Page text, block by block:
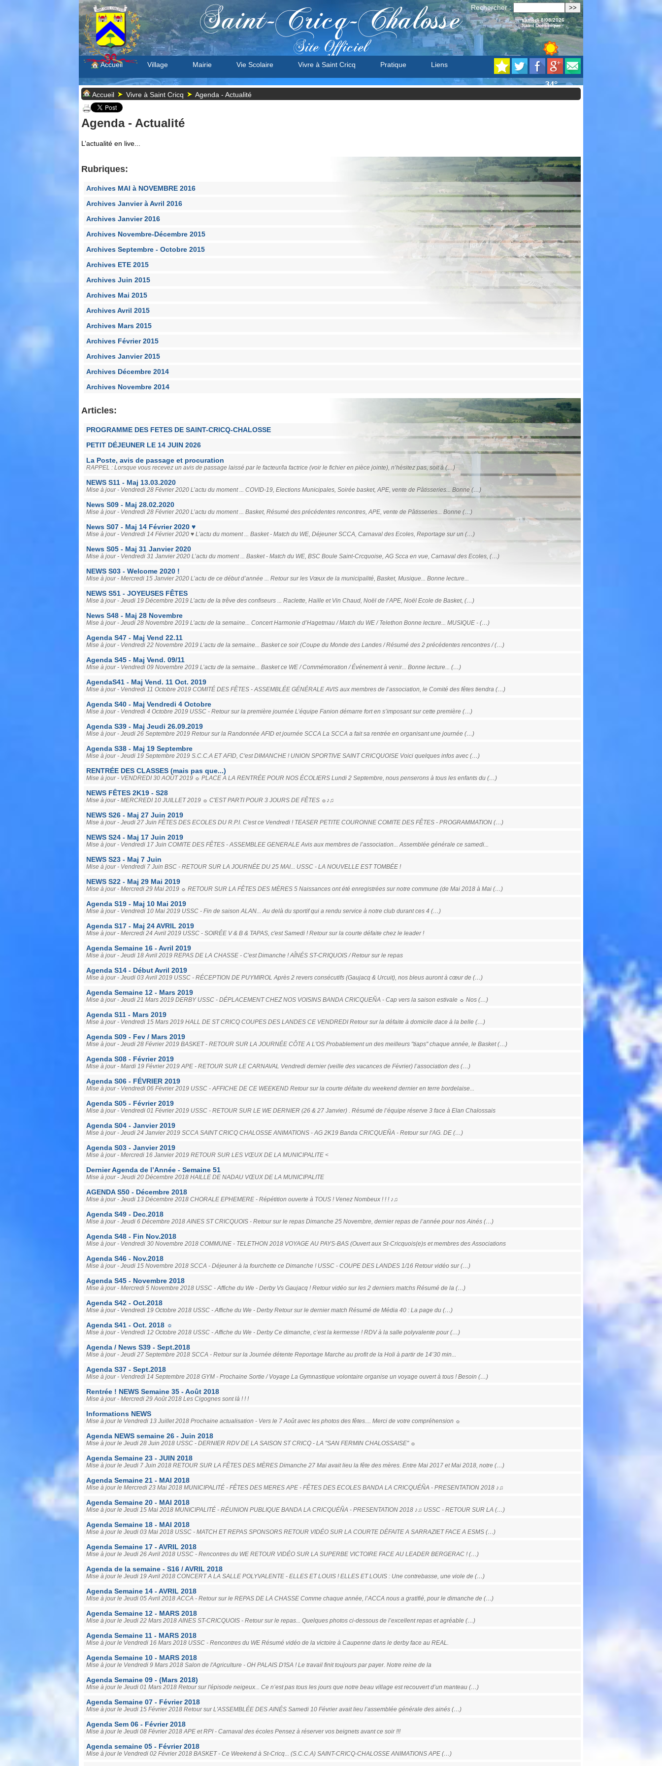
Saint-Cricq-Chalosse
Site Officiel
Rechercher :
samedi 8/08/2026
Saint Dominique
Accueil Village Mairie Vie Scolaire Vivre à Saint Cricq Pratique Liens
Accueil Vivre à Saint Cricq Agenda - Actualité
Agenda - Actualité
L’actualité en live...
Rubriques:
Archives MAI à NOVEMBRE 2016
Archives Janvier à Avril 2016
Archives Janvier 2016
Archives Novembre-Décembre 2015
Archives Septembre - Octobre 2015
Archives ETE 2015
Archives Juin 2015
Archives Mai 2015
Archives Avril 2015
Archives Mars 2015
Archives Février 2015
Archives Janvier 2015
Archives Décembre 2014
Archives Novembre 2014
Articles:
PROGRAMME DES FETES DE SAINT-CRICQ-CHALOSSE
PETIT DÉJEUNER LE 14 JUIN 2026
La Poste, avis de passage et procuration
RAPPEL : Lorsque vous recevez un avis de passage laissé par le facteur/la factrice (voir le fichier en pièce jointe), n’hésitez pas, soit à (…)
NEWS S11 - Maj 13.03.2020
Mise à jour - Vendredi 28 Février 2020 L’actu du moment ... COVID-19, Elections Municipales, Soirée basket, APE, vente de Pâtisseries... Bonne (…)
News S09 - Maj 28.02.2020
Mise à jour - Vendredi 28 Février 2020 L’actu du moment ... Basket, Résumé des précédentes rencontres, APE, vente de Pâtisseries... Bonne (…)
News S07 - Maj 14 Février 2020 ♥
Mise à jour - Vendredi 14 Février 2020 ♥ L’actu du moment ... Basket - Match du WE, Déjeuner SCCA, Carnaval des Ecoles, Reportage sur un (…)
News S05 - Maj 31 Janvier 2020
Mise à jour - Vendredi 31 Janvier 2020 L’actu du moment ... Basket - Match du WE, BSC Boule Saint-Crcquoise, AG Scca en vue, Carnaval des Ecoles, (…)
NEWS S03 - Welcome 2020 !
Mise à jour - Mercredi 15 Janvier 2020 L’actu de ce début d’année ... Retour sur les Vœux de la municipalité, Basket, Musique... Bonne lecture...
NEWS S51 - JOYEUSES FÊTES
Mise à jour - Jeudi 19 Décembre 2019 L’actu de la trêve des confiseurs ... Raclette, Haille et Vin Chaud, Noël de l’APE, Noël Ecole de Basket, (…)
News S48 - Maj 28 Novembre
Mise à jour - Jeudi 28 Novembre 2019 L’actu de la semaine... Concert Harmonie d’Hagetmau / Match du WE / Telethon Bonne lecture... MUSIQUE - (…)
Agenda S47 - Maj Vend 22.11
Mise à jour - Vendredi 22 Novembre 2019 L’actu de la semaine... Basket ce soir (Coupe du Monde des Landes / Résumé des 2 précédentes rencontres / (…)
Agenda S45 - Maj Vend. 09/11
Mise à jour - Vendredi 09 Novembre 2019 L’actu de la semaine... Basket ce WE / Commémoration / Événement à venir... Bonne lecture... (…)
AgendaS41 - Maj Vend. 11 Oct. 2019
Mise à jour - Vendredi 11 Octobre 2019 COMITÉ DES FÊTES - ASSEMBLÉE GÉNÉRALE AVIS aux membres de l’association, le Comité des fêtes tiendra (…)
Agenda S40 - Maj Vendredi 4 Octobre
Mise à jour - Vendredi 4 Octobre 2019 USSC - Retour sur la première journée L’équipe Fanion démarre fort en s’imposant sur cette première (…)
Agenda S39 - Maj Jeudi 26.09.2019
Mise à jour - Jeudi 26 Septembre 2019 Retour sur la Randonnée AFID et journée SCCA La SCCA a fait sa rentrée en organisant une journée (…)
Agenda S38 - Maj 19 Septembre
Mise à jour - Jeudi 19 Septembre 2019 S.C.C.A ET AFID, C'est DIMANCHE ! UNION SPORTIVE SAINT CRICQUOISE Voici quelques infos avec (…)
RENTRÉE DES CLASSES (mais pas que...)
Mise à jour - VENDREDI 30 AOÛT 2019 ☼ PLACE A LA RENTRÉE POUR NOS ÉCOLIERS Lundi 2 Septembre, nous penserons à tous les enfants du (…)
NEWS FÊTES 2K19 - S28
Mise à jour - MERCREDI 10 JUILLET 2019 ☼ C'EST PARTI POUR 3 JOURS DE FÊTES ☼♪♫
NEWS S26 - Maj 27 Juin 2019
Mise à jour - Jeudi 27 Juin FÊTES DES ECOLES DU R.P.I. C'est ce Vendredi ! TEASER PETITE COURONNE COMITE DES FÊTES - PROGRAMMATION (…)
NEWS S24 - Maj 17 Juin 2019
Mise à jour - Vendredi 17 Juin COMITE DES FÊTES - ASSEMBLEE GENERALE Avis aux membres de l’association... Assemblée générale ce samedi...
NEWS S23 - Maj 7 Juin
Mise à jour - Vendredi 7 Juin BSC - RETOUR SUR LA JOURNÉE DU 25 MAI... USSC - LA NOUVELLE EST TOMBÉE !
NEWS S22 - Maj 29 Mai 2019
Mise à jour - Mercredi 29 Mai 2019 ☼ RETOUR SUR LA FÊTES DES MÈRES 5 Naissances ont été enregistrées sur notre commune (de Mai 2018 à Mai (…)
Agenda S19 - Maj 10 Mai 2019
Mise à jour - Vendredi 10 Mai 2019 USSC - Fin de saison ALAN... Au delà du sportif qui a rendu service à notre club durant ces 4 (…)
Agenda S17 - Maj 24 AVRIL 2019
Mise à jour - Mercredi 24 Avril 2019 USSC - SOIRÉE V & B & TAPAS, c'est Samedi ! Retour sur la courte défaite chez le leader !
Agenda Semaine 16 - Avril 2019
Mise à jour - Jeudi 18 Avril 2019 REPAS DE LA CHASSE - C'est Dimanche ! AÎNÉS ST-CRIQUOIS / Retour sur le repas
Agenda S14 - Début Avril 2019
Mise à jour - Jeudi 03 Avril 2019 USSC - RÉCEPTION DE PUYMIROL Après 2 revers consécutifs (Gaujacq & Urcuit), nos bleus auront à cœur de (…)
Agenda Semaine 12 - Mars 2019
Mise à jour - Jeudi 21 Mars 2019 DERBY USSC - DÉPLACEMENT CHEZ NOS VOISINS BANDA CRICQUEÑA - Cap vers la saison estivale ☼ Nos (…)
Agenda S11 - Mars 2019
Mise à jour - Vendredi 15 Mars 2019 HALL DE ST CRICQ COUPES DES LANDES CE VENDREDI Retour sur la défaite à domicile dace à la belle (…)
Agenda S09 - Fev / Mars 2019
Mise à jour - Jeudi 28 Février 2019 BASKET - RETOUR SUR LA JOURNÉE CÔTE A L'OS Probablement un des meilleurs "tiaps" chaque année, le Basket (…)
Agenda S08 - Février 2019
Mise à jour - Mardi 19 Février 2019 APE - RETOUR SUR LE CARNAVAL Vendredi dernier (veille des vacances de Février) l’association des (…)
Agenda S06 - FÉVRIER 2019
Mise à jour - Vendredi 06 Février 2019 USSC - AFFICHE DE CE WEEKEND Retour sur la courte défaite du weekend dernier en terre bordelaise...
Agenda S05 - Février 2019
Mise à jour - Vendredi 01 Février 2019 USSC - RETOUR SUR LE WE DERNIER (26 & 27 Janvier) . Résumé de l’équipe réserve 3 face à Elan Chalossais
Agenda S04 - Janvier 2019
Mise à jour - Jeudi 24 Janvier 2019 SCCA SAINT CRICQ CHALOSSE ANIMATIONS - AG 2K19 Banda CRICQUEÑA - Retour sur l'AG. DE (…)
Agenda S03 - Janvier 2019
Mise à jour - Mercredi 16 Janvier 2019 RETOUR SUR LES VŒUX DE LA MUNICIPALITE <
Dernier Agenda de l’Année - Semaine 51
Mise à jour - Jeudi 20 Décembre 2018 HAILLE DE NADAU VŒUX DE LA MUNICIPALITE
AGENDA S50 - Décembre 2018
Mise à jour - Jeudi 13 Décembre 2018 CHORALE EPHEMERE - Répétition ouverte à TOUS ! Venez Nombeux ! ! ! ♪♫
Agenda S49 - Dec.2018
Mise à jour - Jeudi 6 Décembre 2018 AINES ST CRICQUOIS - Retour sur le repas Dimanche 25 Novembre, dernier repas de l’année pour nos Ainés (…)
Agenda S48 - Fin Nov.2018
Mise à jour - Vendredi 30 Novembre 2018 COMMUNE - TELETHON 2018 VOYAGE AU PAYS-BAS (Ouvert aux St-Cricquois(e)s et membres des Associations
Agenda S46 - Nov.2018
Mise à jour - Jeudi 15 Novembre 2018 SCCA - Déjeuner à la fourchette ce Dimanche ! USSC - COUPE DES LANDES 1/16 Retour vidéo sur (…)
Agenda S45 - Novembre 2018
Mise à jour - Mercredi 5 Novembre 2018 USSC - Affiche du We - Derby Vs Gaujacq ! Retour vidéo sur les 2 derniers matchs Résumé de la (…)
Agenda S42 - Oct.2018
Mise à jour - Vendredi 19 Octobre 2018 USSC - Affiche du We - Derby Retour sur le dernier match Résumé de Média 40 : La page du (…)
Agenda S41 - Oct. 2018 ☼
Mise à jour - Vendredi 12 Octobre 2018 USSC - Affiche du We - Derby Ce dimanche, c’est la kermesse ! RDV à la salle polyvalente pour (…)
Agenda / News S39 - Sept.2018
Mise à jour - Jeudi 27 Septembre 2018 SCCA - Retour sur la Journée détente Reportage Marche au profit de la Holi à partir de 14’30 min...
Agenda S37 - Sept.2018
Mise à jour - Vendredi 14 Septembre 2018 GYM - Prochaine Sortie / Voyage La Gymnastique volontaire organise un voyage ouvert à tous ! Besoin (…)
Rentrée ! NEWS Semaine 35 - Août 2018
Mise à jour - Mercredi 29 Août 2018 Les Cigognes sont là ! ! !
Informations NEWS
Mise à jour le Vendredi 13 Juillet 2018 Prochaine actualisation - Vers le 7 Août avec les photos des fêtes.... Merci de votre compréhension ☼
Agenda NEWS semaine 26 - Juin 2018
Mise à jour le Jeudi 28 Juin 2018 USSC - DERNIER RDV DE LA SAISON ST CRICQ - LA "SAN FERMIN CHALOSSAISE" ☼
Agenda Semaine 23 - JUIN 2018
Mise à jour le Jeudi 7 Juin 2018 RETOUR SUR LA FÊTES DES MÈRES Dimanche 27 Mai avait lieu la fête des mères. Entre Mai 2017 et Mai 2018, notre (…)
Agenda Semaine 21 - MAI 2018
Mise à jour le Mercredi 23 Mai 2018 MUNICIPALITÉ - FÊTES DES MERES APE - FÊTES DES ECOLES BANDA LA CRICQUÉÑA - PRESENTATION 2018 ♪♫
Agenda Semaine 20 - MAI 2018
Mise à jour le Jeudi 15 Mai 2018 MUNICIPALITÉ - RÉUNION PUBLIQUE BANDA LA CRICQUÉÑA - PRESENTATION 2018 ♪♫ USSC - RETOUR SUR LA (…)
Agenda Semaine 18 - MAI 2018
Mise à jour le Jeudi 03 Mai 2018 USSC - MATCH ET REPAS SPONSORS RETOUR VIDÉO SUR LA COURTE DÉFAITE A SARRAZIET FACE A ESMS (…)
Agenda Semaine 17 - AVRIL 2018
Mise à jour le Jeudi 26 Avril 2018 USSC - Rencontres du WE RETOUR VIDÉO SUR LA SUPERBE VICTOIRE FACE AU LEADER BERGERAC ! (…)
Agenda de la semaine - S16 / AVRIL 2018
Mise à jour le Jeudi 19 Avril 2018 CONCERT A LA SALLE POLYVALENTE - ELLES ET LOUIS ! ELLES ET LOUIS : Une contrebasse, une viole de (…)
Agenda Semaine 14 - AVRIL 2018
Mise à jour le Jeudi 05 Avril 2018 ACCA - Retour sur le REPAS DE LA CHASSE Comme chaque année, l’ACCA nous a gratifié, pour le dimanche de (…)
Agenda Semaine 12 - MARS 2018
Mise à jour le Jeudi 22 Mars 2018 AINES ST-CRICQUOIS - Retour sur le repas... Quelques photos ci-dessous de l’excellent repas et agréable (…)
Agenda Semaine 11 - MARS 2018
Mise à jour le Vendredi 16 Mars 2018 USSC - Rencontres du WE Résumé vidéo de la victoire à Caupenne dans le derby face au REAL.
Agenda Semaine 10 - MARS 2018
Mise à jour le Vendredi 9 Mars 2018 Salon de l'Agriculture - OH PALAIS D'ISA ! Le travail finit toujours par payer. Notre reine de la
Agenda Semaine 09 - (Mars 2018)
Mise à jour le Jeudi 01 Mars 2018 Retour sur l'épisode neigeux... Ce n’est pas tous les jours que notre beau village est recouvert d’un manteau (…)
Agenda Semaine 07 - Février 2018
Mise à jour le Jeudi 15 Février 2018 Retour sur L'ASSEMBLÉE DES AINÉS Samedi 10 Février avait lieu l’assemblée générale des ainés (…)
Agenda Sem 06 - Février 2018
Mise à jour le Jeudi 08 Février 2018 APE et RPI - Carnaval des écoles Pensez à réserver vos beignets avant ce soir !!!
Agenda semaine 05 - Février 2018
Mise à jour le Vendredi 02 Février 2018 BASKET - Ce Weekend à St-Cricq... (S.C.C.A) SAINT-CRICQ-CHALOSSE ANIMATIONS APE (…)